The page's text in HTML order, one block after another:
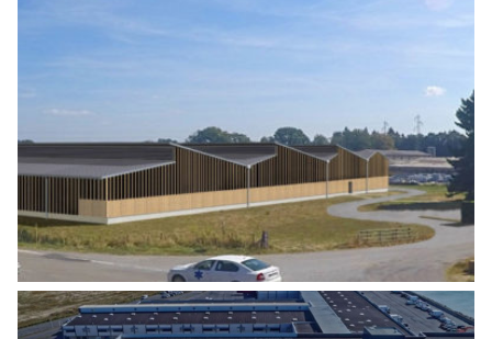
D’ALLOTEMENT BOVINS
Agro Alimentaire Industrie